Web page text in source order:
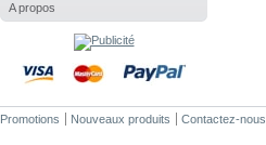
A propos
Promotions Nouveaux produits Contactez-nous